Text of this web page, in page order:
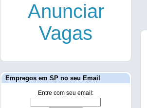
Anunciar
Vagas
Empregos em SP no seu Email
Entre com seu email: